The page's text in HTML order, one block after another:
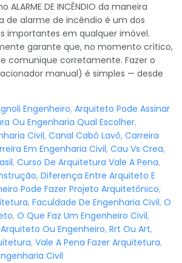
DE INCÊNDIO da maneira
de alarme de incêndio é um dos
importantes em qualquer imóvel.
garante que, no momento crítico,
comunique corretamente. Fazer o
manual) é simples — desde
Engenheiro, Arquiteto Pode Assinar
Ou Engenharia Qual Escolher,
Civil, Canal Cabô Lavô, Carreira
Em Engenharia Civil, Cau Vs Crea,
, Curso De Arquitetura Vale A Pena,
, Diferença Entre Arquiteto E
Pode Fazer Projeto Arquitetônico,
, Faculdade De Engenharia Civil, O
, O Que Faz Um Engenheiro Civil,
Ou Engenheiro, Rrt Ou Art,
, Vale A Pena Fazer Arquitetura,
Civil